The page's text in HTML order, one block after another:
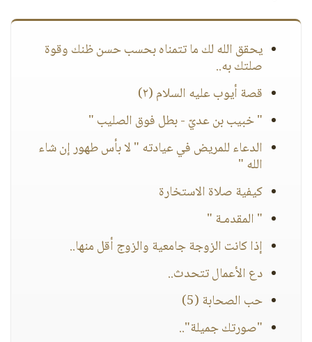
يحقق الله لك ما تتمناه بحسب حسن ظنك وقوة
صلتك به..
قصة أيوب عليه السلام (٢)
" خبيب بن عديّ - بطل فوق الصليب "
الدعاء للمريض في عيادته " لا بأس طهور إن شاء
الله "
كيفية صلاة الاستخارة
" المقدمـة "
إذا كانت الزوجة جامعية والزوج أقل منها..
دع الأعمال تتحدث..
حب الصحابة (5)
"صورتك جميلة"..